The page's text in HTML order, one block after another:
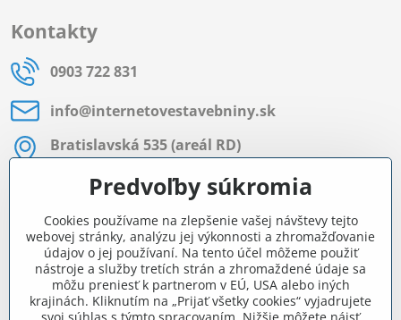
Kontakty
0903 722 831
info​@internetovestavebniny​.sk
Bratislavská 535 (areál RD)
Most pri Bratislave
Pon - Pia 8:00 - 11:30 a 12:15 - 15:30
Facebook
Navigácia
Predvoľby súkromia
Cookies používame na zlepšenie vašej návštevy tejto
webovej stránky, analýzu jej výkonnosti a zhromažďovanie
údajov o jej používaní. Na tento účel môžeme použiť
nástroje a služby tretích strán a zhromaždené údaje sa
môžu preniesť k partnerom v EÚ, USA alebo iných
krajinách. Kliknutím na „Prijať všetky cookies“ vyjadrujete